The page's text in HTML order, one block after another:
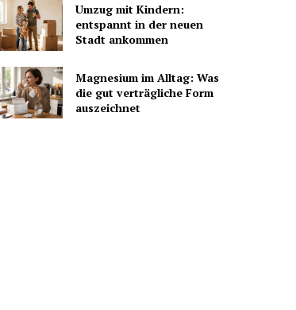
Umzug mit Kindern:
entspannt in der neuen
Stadt ankommen
Magnesium im Alltag: Was
die gut verträgliche Form
auszeichnet